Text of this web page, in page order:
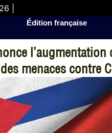
|
Édition française
l’augmentation
menaces contre